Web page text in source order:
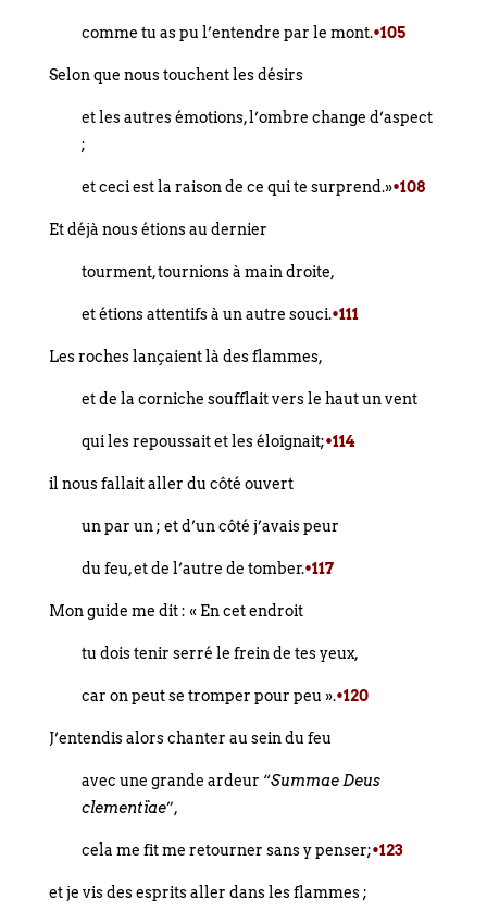
comme tu as pu l’entendre par le mont.•105
Selon que nous touchent les désirs
et les autres émotions, l’ombre change d’aspect
;
et ceci est la raison de ce qui te surprend.»•108
Et déjà nous étions au dernier
tourment, tournions à main droite,
et étions attentifs à un autre souci.•111
Les roches lançaient là des flammes,
et de la corniche soufflait vers le haut un vent
qui les repoussait et les éloignait;•114
il nous fallait aller du côté ouvert
un par un ; et d’un côté j’avais peur
du feu, et de l’autre de tomber.•117
Mon guide me dit : « En cet endroit
tu dois tenir serré le frein de tes yeux,
car on peut se tromper pour peu ».•120
J’entendis alors chanter au sein du feu
avec une grande ardeur “Summae Deus
clementïae”,
cela me fit me retourner sans y penser;•123
et je vis des esprits aller dans les flammes ;